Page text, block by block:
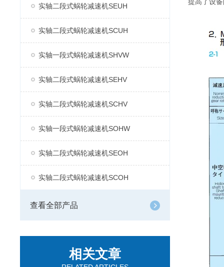
实轴二段式蜗轮减速机SEUH
实轴二段式蜗轮减速机SCUH
实轴一段式蜗轮减速机SHVW
实轴二段式蜗轮减速机SEHV
实轴二段式蜗轮减速机SCHV
实轴一段式蜗轮减速机SOHW
实轴二段式蜗轮减速机SEOH
实轴二段式蜗轮减速机SCOH
查看全部产品
相关文章